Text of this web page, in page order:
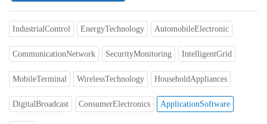
IndustrialControl EnergyTechnology AutomobileElectronic
CommunicationNetwork SecurityMonitoring IntelligentGrid
MobileTerminal WirelessTechnology HouseholdAppliances
DigitalBroadcast ConsumerElectronics ApplicationSoftware